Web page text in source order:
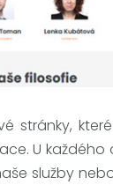
stránky,
U
služby